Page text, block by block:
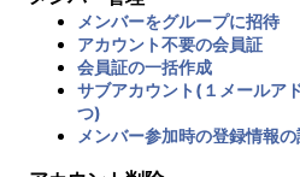
メンバーをグループに招待
アカウント不要の会員証
会員証の一括作成
サブアカウント(１メールア
つ)
メンバー参加時の登録情報の